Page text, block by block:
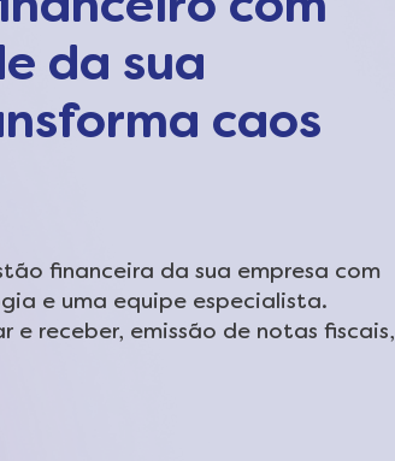
da sua
caos
financeira da sua empresa com
e uma equipe especialista.
e receber, emissão de notas fiscais,